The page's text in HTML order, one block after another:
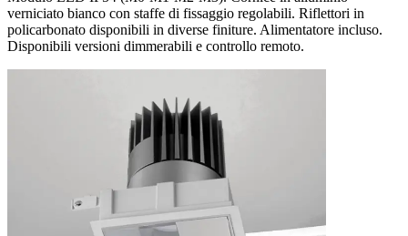
verniciato bianco con staffe di fissaggio regolabili. Riflettori in
policarbonato disponibili in diverse finiture. Alimentatore incluso.
Disponibili versioni dimmerabili e controllo remoto.